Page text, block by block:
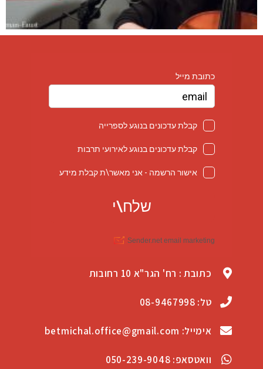
כתובת : רח' הגר"א 10 רחובות
טל: 08-9467998
אימייל: betmichal.office@gmail.com
וואטסאפ: 050-239-9048